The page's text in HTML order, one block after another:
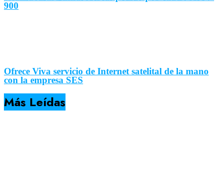
900
Ofrece Viva servicio de Internet satelital de la mano
con la empresa SES
Más Leídas